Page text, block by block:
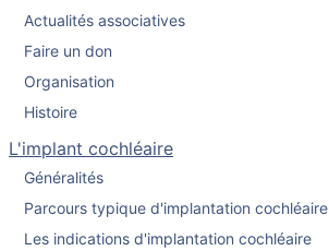
Actualités associatives
Faire un don
Organisation
Histoire
L'implant cochléaire
Généralités
Parcours typique d'implantation cochléaire
Les indications d'implantation cochléaire